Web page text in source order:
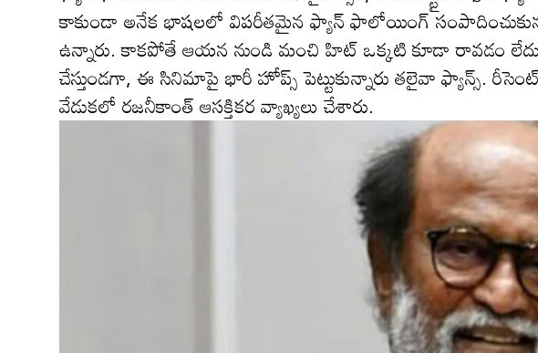
కాకుండా అనేక భాష‌ల‌లో విప‌రీత‌మైన ఫ్యాన్ ఫాలోయింగ్ సంపాదించుకున్న
ఉన్నారు. కాక‌పోతే ఆయ‌న నుండి మంచి హిట్ ఒక్క‌టి కూడా రావ‌డం
చేస్తుండ‌గా, ఈ సినిమాపై భారీ హోప్స్ పెట్టుకున్నారు తలైవా ఫ్యాన్స్.
వేడుక‌లో ర‌జనీకాంత్ ఆస‌క్తిక‌ర వ్యాఖ్య‌లు చేశారు.